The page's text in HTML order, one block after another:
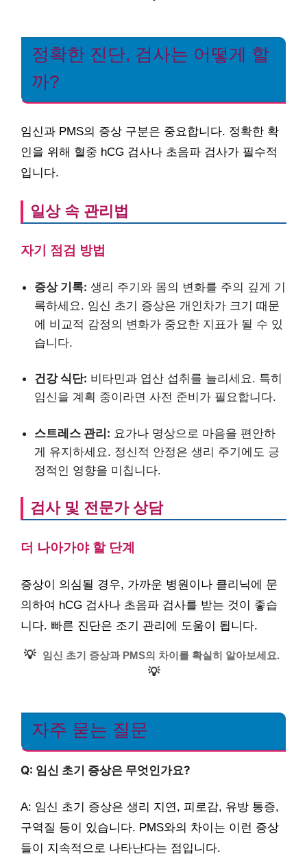
정확한 진단, 검사는 어떻게 할
까?
임신과 PMS의 증상 구분은 중요합니다. 정확한 확
인을 위해 혈중 hCG 검사나 초음파 검사가 필수적
입니다.
일상 속 관리법
자기 점검 방법
증상 기록: 생리 주기와 몸의 변화를 주의 깊게 기
록하세요. 임신 초기 증상은 개인차가 크기 때문
에 비교적 감정의 변화가 중요한 지표가 될 수 있
습니다.
건강 식단: 비타민과 엽산 섭취를 늘리세요. 특히
임신을 계획 중이라면 사전 준비가 필요합니다.
스트레스 관리: 요가나 명상으로 마음을 편안하
게 유지하세요. 정신적 안정은 생리 주기에도 긍
정적인 영향을 미칩니다.
검사 및 전문가 상담
더 나아가야 할 단계
증상이 의심될 경우, 가까운 병원이나 클리닉에 문
의하여 hCG 검사나 초음파 검사를 받는 것이 좋습
니다. 빠른 진단은 조기 관리에 도움이 됩니다.
💡 임신 초기 증상과 PMS의 차이를 확실히 알아보세요.
💡
자주 묻는 질문
Q: 임신 초기 증상은 무엇인가요?
A: 임신 초기 증상은 생리 지연, 피로감, 유방 통증,
구역질 등이 있습니다. PMS와의 차이는 이런 증상
들이 지속적으로 나타난다는 점입니다.